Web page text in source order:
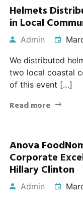
Helmets
in Local
Admin
We distributed
two local coastal
of this event […]
Read more
Anova
Corporate
Hillary Clinton
Admin